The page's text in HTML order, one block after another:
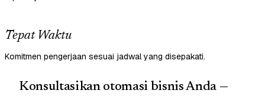
Tepat Waktu
Komitmen pengerjaan sesuai jadwal yang disepakati.
Konsultasikan otomasi bisnis Anda —